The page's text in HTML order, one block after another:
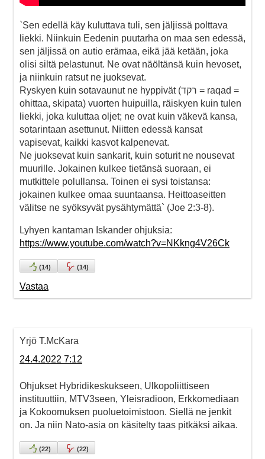
`Sen edellä käy kuluttava tuli, sen jäljissä polttava
liekki. Niinkuin Eedenin puutarha on maa sen edessä,
sen jäljissä on autio erämaa, eikä jää ketään, joka
olisi siltä pelastunut. Ne ovat näöltänsä kuin hevoset,
ja niinkuin ratsut ne juoksevat.
Ryskyen kuin sotavaunut ne hyppivät (רקד = raqad =
ohittaa, skipata) vuorten huipuilla, räiskyen kuin tulen
liekki, joka kuluttaa oljet; ne ovat kuin väkevä kansa,
sotarintaan asettunut. Niitten edessä kansat
vapisevat, kaikki kasvot kalpenevat.
Ne juoksevat kuin sankarit, kuin soturit ne nousevat
muurille. Jokainen kulkee tietänsä suoraan, ei
mutkittele polullansa. Toinen ei sysi toistansa:
jokainen kulkee omaa suuntaansa. Heittoaseitten
välitse ne syöksyvät pysähtymättä` (Joe 2:3-8).
Lyhyen kantaman Iskander ohjuksia:
https://www.youtube.com/watch?v=NKkng4V26Ck
(14) (14)
Vastaa
Yrjö T.McKara
24.4.2022 7:12
Ohjukset Hybridikeskukseen, Ulkopoliittiseen
instituuttiin, MTV3seen, Yleisradioon, Erkkomediaan
ja Kokoomuksen puoluetoimistoon. Siellä ne jenkit
on. Ja niin Nato-asia on käsitelty taas pitkäksi aikaa.
(22) (22)